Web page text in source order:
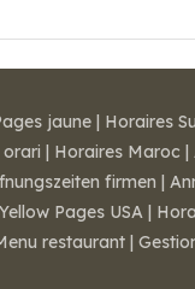
jaune | Horaires
| Horaires Maroc |
firmen |
Yellow Pages USA |
restaurant |